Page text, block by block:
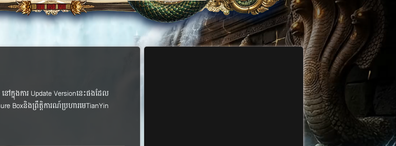
ៅក្នុងការ Update​ Versionនេះផងដែល
Boxនិងព្រឹត្តិការណ៍ប្រហារមេTianYin